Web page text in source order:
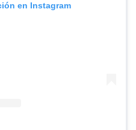
en Instagram